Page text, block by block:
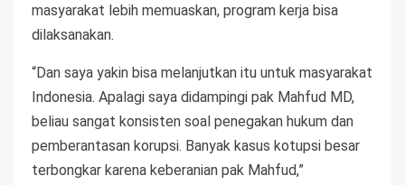
masyarakat lebih memuaskan, program kerja bisa
dilaksanakan.
“Dan saya yakin bisa melanjutkan itu untuk masyarakat
Indonesia. Apalagi saya didampingi pak Mahfud MD,
beliau sangat konsisten soal penegakan hukum dan
pemberantasan korupsi. Banyak kasus kotupsi besar
terbongkar karena keberanian pak Mahfud,”